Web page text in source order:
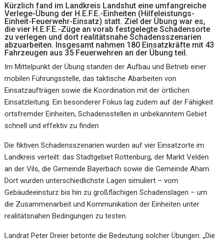
Kürzlich fand im Landkreis Landshut eine umfangreiche
Verlege-Übung der H.E.F.E.-Einheiten (Hilfeleistungs-
Einheit-Feuerwehr-Einsatz) statt. Ziel der Übung war es,
die vier H.E.F.E.-Züge an vorab festgelegte Schadensorte
zu verlegen und dort realitätsnahe Schadensszenarien
abzuarbeiten. Insgesamt nahmen 180 Einsatzkräfte mit 43
Fahrzeugen aus 35 Feuerwehren an der Übung teil.
Im Mittelpunkt der Übung standen der Aufbau und Betrieb einer
mobilen Führungsstelle, das taktische Abarbeiten von
Einsatzaufträgen sowie die Koordination mit der örtlichen
Einsatzleitung. Ein besonderer Fokus lag zudem auf der Fähigkeit
ortsfremder Einheiten, Schadensstellen in unbekanntem Gebiet
schnell und effektiv zu finden
Die fiktiven Schadensszenarien wurden auf vier Einsatzorte im
Landkreis verteilt: das Stadtgebiet Rottenburg, der Markt Velden
an der Vils, die Gemeinde Bayerbach sowie die Gemeinde Aham.
Dort wurden unterschiedlichste Lagen simuliert – vom
Gebäudeeinsturz bis hin zu großflächigen Schadenslagen – um
die Zusammenarbeit und Kommunikation der Einheiten unter
realitätsnahen Bedingungen zu testen.
Landrat Peter Dreier betonte die Bedeutung solcher Übungen: „Die